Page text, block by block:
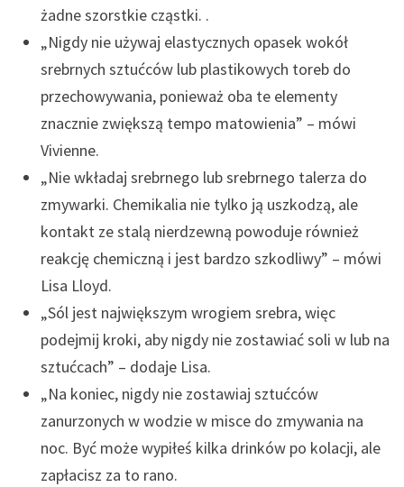
żadne szorstkie cząstki. .
„Nigdy nie używaj elastycznych opasek wokół
srebrnych sztućców lub plastikowych toreb do
przechowywania, ponieważ oba te elementy
znacznie zwiększą tempo matowienia” – mówi
Vivienne.
„Nie wkładaj srebrnego lub srebrnego talerza do
zmywarki. Chemikalia nie tylko ją uszkodzą, ale
kontakt ze stalą nierdzewną powoduje również
reakcję chemiczną i jest bardzo szkodliwy” – mówi
Lisa Lloyd.
„Sól jest największym wrogiem srebra, więc
podejmij kroki, aby nigdy nie zostawiać soli w lub na
sztućcach” – dodaje Lisa.
„Na koniec, nigdy nie zostawiaj sztućców
zanurzonych w wodzie w misce do zmywania na
noc. Być może wypiłeś kilka drinków po kolacji, ale
zapłacisz za to rano.